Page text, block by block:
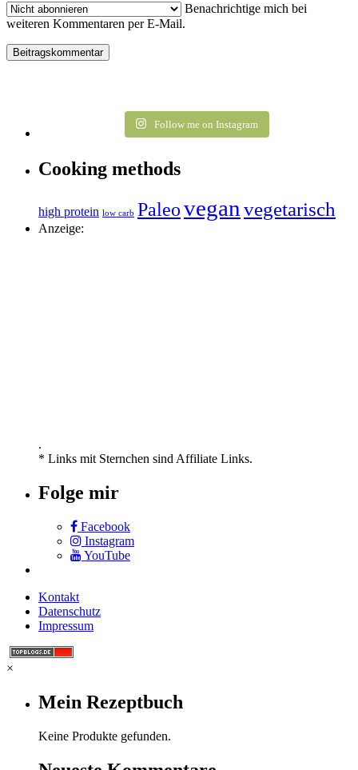
Benachrichtige mich bei
weiteren Kommentaren per E-Mail.
Follow me on Instagram
Cooking methods
high protein low carb Paleoveganvegetarisch
Anzeige:
.
* Links mit Sternchen sind Affiliate Links.
Folge mir
Facebook
Instagram
YouTube
Kontakt
Datenschutz
Impressum
×
Mein Rezeptbuch
Keine Produkte gefunden.